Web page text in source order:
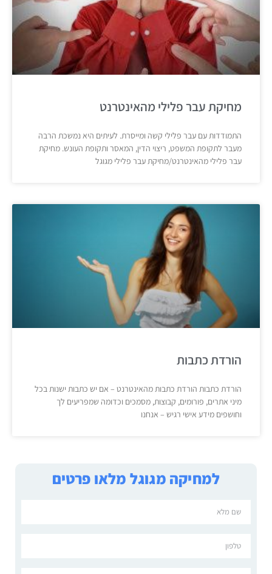
למחיקה מגוגל מלאו פרטים
מחיקת עבר פלילי מהאינטרנט
התמודדות עם עבר פלילי קשה ומייסרת. לעיתים היא נמשכת הרבה
מעבר לתקופת המשפט, ריצוי הדין, המאסר ותקופת העונש. מחיקת
עבר פלילי מהאינטרנט/מחיקת עבר פלילי מגוגל
הורדת כתבות
הורדת כתבות הורדת כתבות מהאינטרנט – אם יש כתבות ישנות בכל
מיני אתרים, פורומים, קבוצות, מסמכים וכדומה שמפריעים לך
וחושפים מידע אישי רגיש – אנחנו